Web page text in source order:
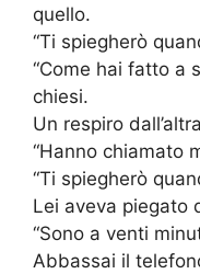
quello.
“Ti spiegherò
“Come hai fatto a
chiesi.
Un respiro
“Hanno chiamato
“Ti spiegherò
Lei aveva piegato
“Sono a venti
Abbassai il